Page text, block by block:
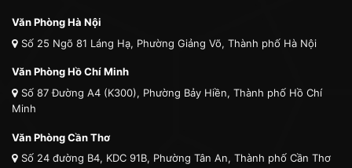
Văn Phòng Hà Nội
Số 25 Ngõ 81 Láng Hạ, Phường Giảng Võ, Thành phố Hà Nội
Văn Phòng Hồ Chí Minh
Số 87 Đường A4 (K300), Phường Bảy Hiền, Thành phố Hồ Chí
Minh
Văn Phòng Cần Thơ
Số 24 đường B4, KDC 91B, Phường Tân An, Thành phố Cần Thơ